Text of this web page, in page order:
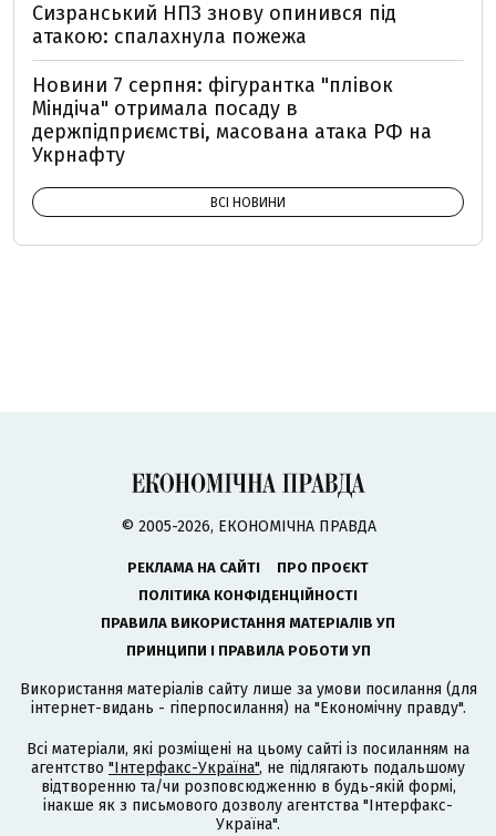
Сизранський НПЗ знову опинився під
атакою: спалахнула пожежа
Новини 7 серпня: фігурантка "плівок
Міндіча" отримала посаду в
держпідприємстві, масована атака РФ на
Укрнафту
ВСІ НОВИНИ
© 2005-2026, ЕКОНОМІЧНА ПРАВДА
РЕКЛАМА НА САЙТІ
ПРО ПРОЄКТ
ПОЛІТИКА КОНФІДЕНЦІЙНОСТІ
ПРАВИЛА ВИКОРИСТАННЯ МАТЕРІАЛІВ УП
ПРИНЦИПИ І ПРАВИЛА РОБОТИ УП
Використання матеріалів сайту лише за умови посилання (для
інтернет-видань - гіперпосилання) на "Економічну правду".
Всі матеріали, які розміщені на цьому сайті із посиланням на
агентство "Інтерфакс-Україна", не підлягають подальшому
відтворенню та/чи розповсюдженню в будь-якій формі,
інакше як з письмового дозволу агентства "Інтерфакс-
Україна".